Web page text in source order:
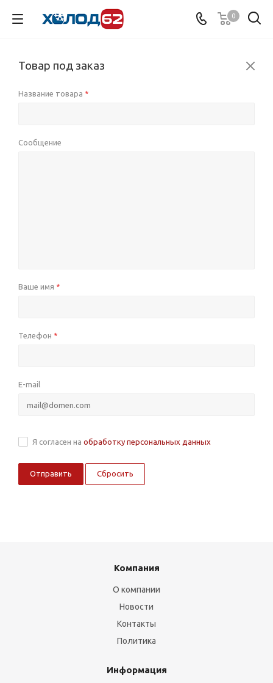
0
Товар под заказ
Название товара *
Сообщение
Ваше имя *
Телефон *
E-mail
Я согласен на обработку персональных данных
Сбросить
Компания
О компании
Новости
Контакты
Политика
Информация